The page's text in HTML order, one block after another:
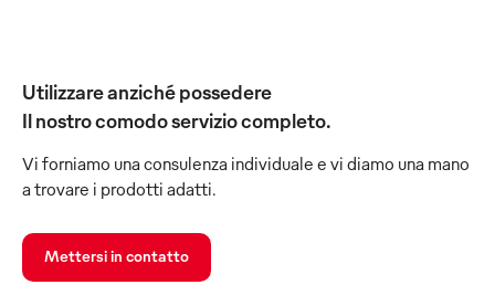
Utilizzare anziché possedere
Il nostro comodo servizio completo.
Vi forniamo una consulenza individuale e vi diamo una mano
a trovare i prodotti adatti.
Mettersi in contatto